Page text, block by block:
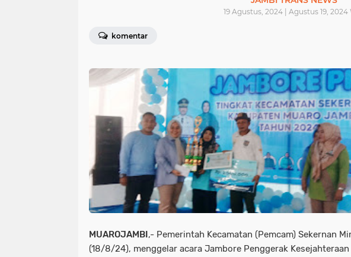
19 Agustus, 2024 | Agustus 19, 2024
komentar
MUAROJAMBI,- Pemerintah Kecamatan (Pemcam) Sekernan
(18/8/24), menggelar acara Jambore Penggerak Kesejahteraan